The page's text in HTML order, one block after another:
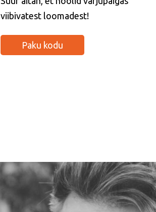
viibivatest loomadest!
Paku kodu